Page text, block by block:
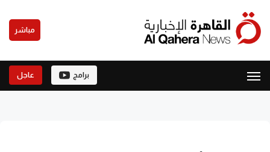
مباشر
برامج عاجل